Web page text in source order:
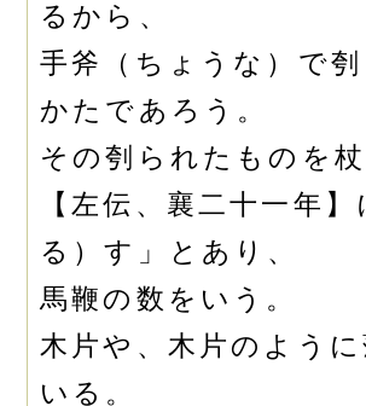
るから、
手斧（ちょうな）で
かたであろう。
その刳られたものを
【左伝、襄二十一年
る）す」とあり、
馬鞭の数をいう。
木片や、木片のよう
いる。